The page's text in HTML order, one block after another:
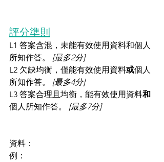
評分準則
L1 答案含混，未能有效使用資料和個人
所知作答。 [最多2分]
L2 欠缺均衡，僅能有效使用資料或個人
所知作答。 [最多4分]
L3 答案合理且均衡，能有效使用資料和
個人所知作答。 [最多7分]
資料：
例：